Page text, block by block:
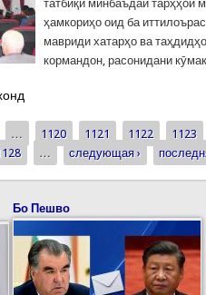
татбиқи минбаъдаи тарҳҳои
ҳамкориҳо оид ба
мавриди хатарҳо ва
кормандон, расонидани
ҳолатҳои фавқулодда ва
… 1120 1121 1122
1123
… следующая ›
Бо Пешво